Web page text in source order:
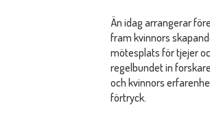
Än idag arrangerar
fram kvinnors
mötesplats för tjejer
regelbundet in
och kvinnors
förtryck.